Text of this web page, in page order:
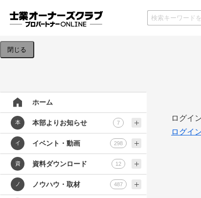
検索条件を入力してください。
閉じる
ホーム
本 本部よりお知らせ 7
イ イベント・動画 298
資 資料ダウンロード 12
ノ ノウハウ・取材 487
ログイ
ログイ